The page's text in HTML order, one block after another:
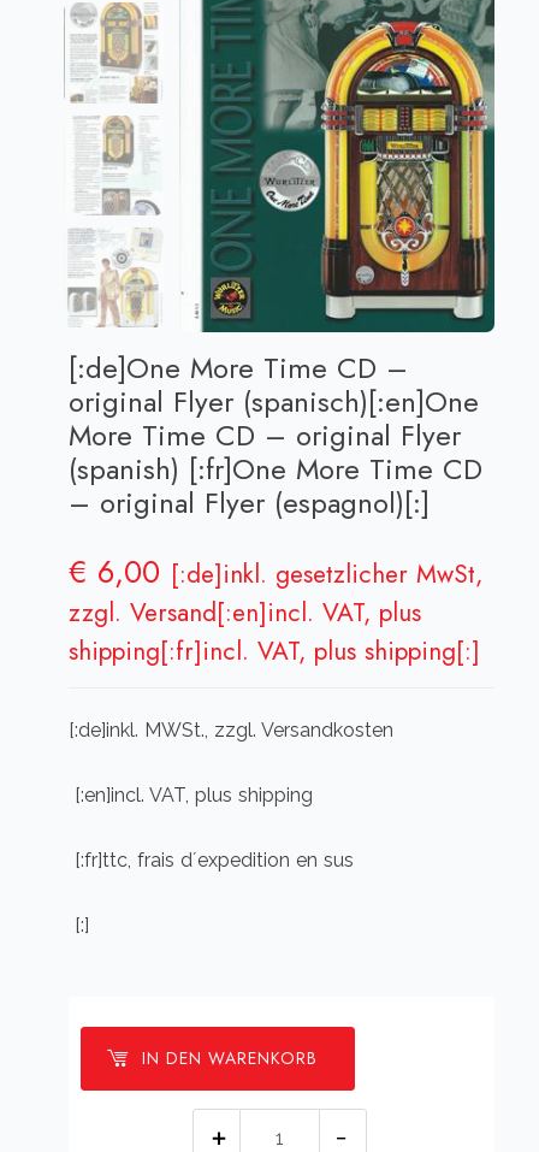
[:de]One More Time CD –
original Flyer (spanisch)[:en]One
More Time CD – original Flyer
(spanish) [:fr]One More Time CD
– original Flyer (espagnol)[:]
€ 6,00 [:de]inkl. gesetzlicher MwSt,
zzgl. Versand[:en]incl. VAT, plus
shipping[:fr]incl. VAT, plus shipping[:]
[:de]inkl. MWSt., zzgl. Versandkosten
[:en]incl. VAT, plus shipping
[:fr]ttc, frais d´expedition en sus
[:]
IN DEN WARENKORB